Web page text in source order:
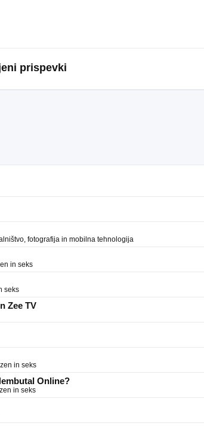
prispevki
fotografija in mobilna tehnologija
in seks
seks
Zee TV
in seks
Online?
in seks